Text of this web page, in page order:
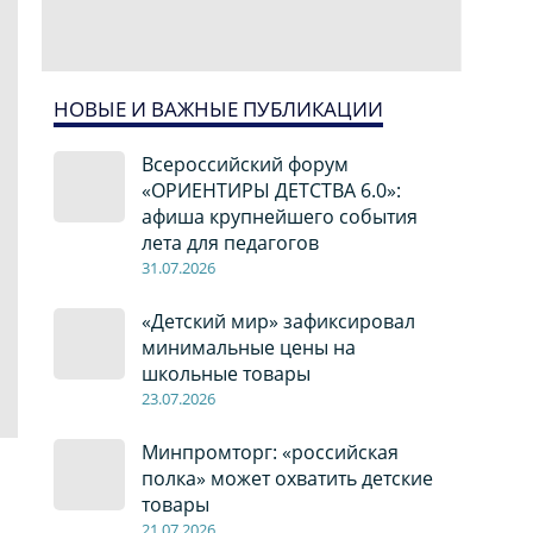
НОВЫЕ И ВАЖНЫЕ ПУБЛИКАЦИИ
Всероссийский форум
«ОРИЕНТИРЫ ДЕТСТВА 6.0»:
афиша крупнейшего события
лета для педагогов
31.07.2026
«Детский мир» зафиксировал
минимальные цены на
школьные товары
23.07.2026
Минпромторг: «российская
полка» может охватить детские
товары